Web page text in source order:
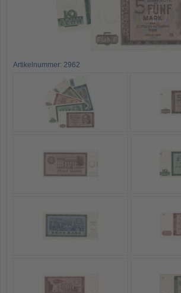
Artikelnummer: 2962